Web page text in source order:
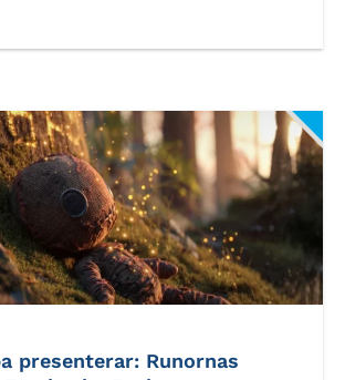
presenterar: Runornas